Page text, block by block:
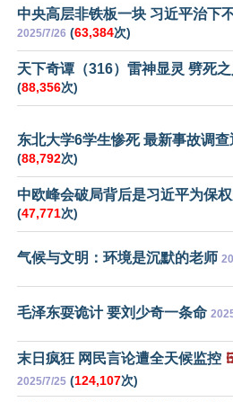
中央高层非铁板一块 习近平治下
2025/7/26 (63,384次)
天下奇谭（316）雷神显灵 劈死
(88,356次)
东北大学6学生惨死 最新事故调
(88,792次)
中欧峰会破局背后是习近平为保
(47,771次)
气候与文明：环境是沉默的老师
毛泽东耍诡计 要刘少奇一条命
末日疯狂 网民言论遭全天候监控
2025/7/25 (124,107次)